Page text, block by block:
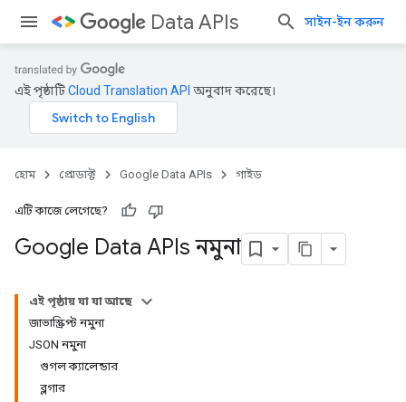
Data APIs সাইন-ইন করুন
এই পৃষ্ঠাটিCloud Translation API অনুবাদ করেছে।
হোম প্রোডাক্ট Google Data APIs গাইড
এটি কাজে লেগেছে?
Google Data APIs নমুনা
এই পৃষ্ঠায় যা যা আছে
জাভাস্ক্রিপ্ট নমুনা
JSON নমুনা
গুগল ক্যালেন্ডার
ব্লগার